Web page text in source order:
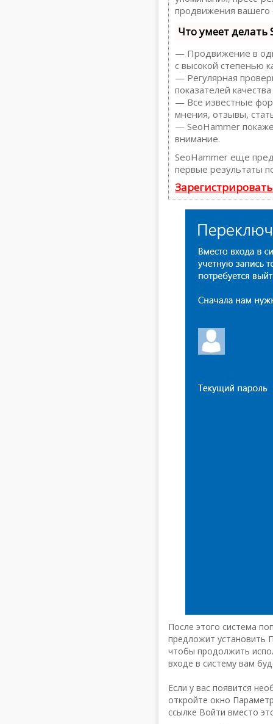
продвижения вашего
Что умеет делать
— Продвижение в
с высокой степенью
— Регулярная
показателей
— Все известные
мнения, отзывы,
— SeoHammer
внимание.
SeoHammer еще
первые результаты
После этого система
предложит установить
чтобы продолжить
входе в систему вам
Если у вас появится
откройте окно
ссылке Войти вместо